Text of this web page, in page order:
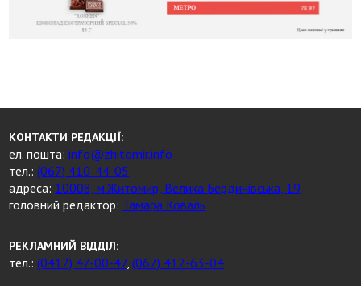
КОНТАКТИ РЕДАКЦІЇ:
ел. пошта:info@zhitomir.info
тел.:(067) 410-44-05
адреса: 10008, м.Житомир, Велика Бердичівська, 19
головний редактор: Тамара Коваль
РЕКЛАМНИЙ ВІДДІЛ:
тел.:(0412) 47-00-47,(067) 412-63-04